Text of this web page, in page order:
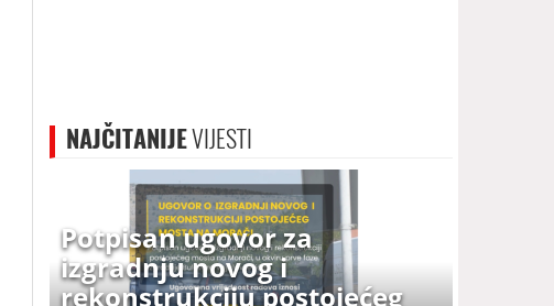
NAJČITANIJEVIJESTI
Potpisan ugovor za
izgradnju novog i
rekonstrukciju postojećeg